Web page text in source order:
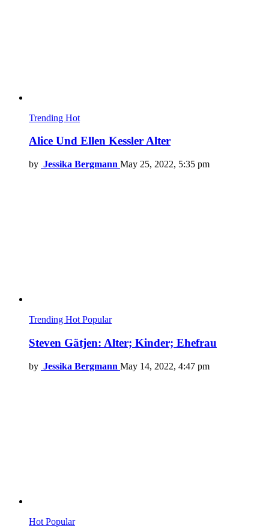
Trending Hot
Alice Und Ellen Kessler Alter
by Jessika Bergmann May 25, 2022, 5:35 pm
Trending Hot Popular
Steven Gätjen: Alter; Kinder; Ehefrau
by Jessika Bergmann May 14, 2022, 4:47 pm
Hot Popular